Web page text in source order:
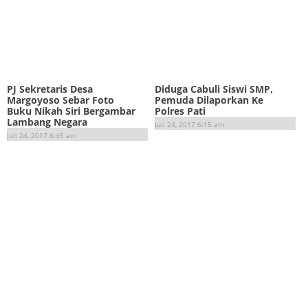
PJ Sekretaris Desa
Margoyoso Sebar Foto
Buku Nikah Siri Bergambar
Lambang Negara
Juli 24, 2017 6:45 am
Diduga Cabuli Siswi SMP,
Pemuda Dilaporkan Ke
Polres Pati
Juli 24, 2017 6:15 am